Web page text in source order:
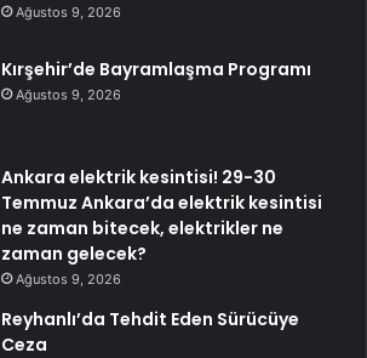
Ağustos 9, 2026
Kırşehir’de Bayramlaşma Programı
Ağustos 9, 2026
Ankara elektrik kesintisi! 29-30
Temmuz Ankara’da elektrik kesintisi
ne zaman bitecek, elektrikler ne
zaman gelecek?
Ağustos 9, 2026
Reyhanlı’da Tehdit Eden Sürücüye
Ceza